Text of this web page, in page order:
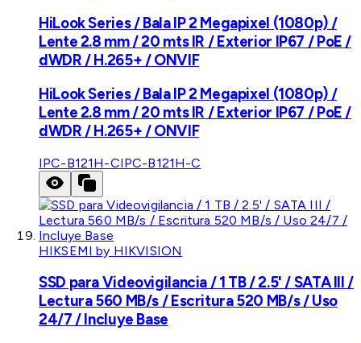
HiLook Series / Bala IP 2 Megapixel (1080p) /
Lente 2.8 mm / 20 mts IR / Exterior IP67 / PoE /
dWDR / H.265+ / ONVIF
HiLook Series / Bala IP 2 Megapixel (1080p) /
Lente 2.8 mm / 20 mts IR / Exterior IP67 / PoE /
dWDR / H.265+ / ONVIF
IPC-B121H-CIPC-B121H-C
HIKSEMI by HIKVISION
SSD para Videovigilancia / 1 TB / 2.5' / SATA III /
Lectura 560 MB/s / Escritura 520 MB/s / Uso
24/7 / Incluye Base